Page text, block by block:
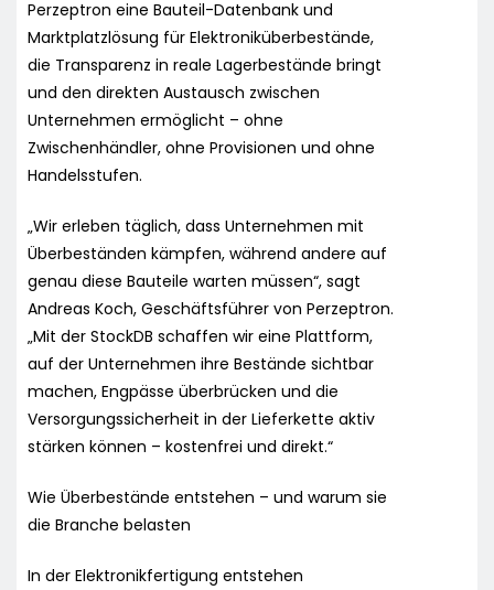
Perzeptron eine Bauteil-Datenbank und
Marktplatzlösung für Elektroniküberbestände,
die Transparenz in reale Lagerbestände bringt
und den direkten Austausch zwischen
Unternehmen ermöglicht – ohne
Zwischenhändler, ohne Provisionen und ohne
Handelsstufen.
„Wir erleben täglich, dass Unternehmen mit
Überbeständen kämpfen, während andere auf
genau diese Bauteile warten müssen“, sagt
Andreas Koch, Geschäftsführer von Perzeptron.
„Mit der StockDB schaffen wir eine Plattform,
auf der Unternehmen ihre Bestände sichtbar
machen, Engpässe überbrücken und die
Versorgungssicherheit in der Lieferkette aktiv
stärken können – kostenfrei und direkt.“
Wie Überbestände entstehen – und warum sie
die Branche belasten
In der Elektronikfertigung entstehen